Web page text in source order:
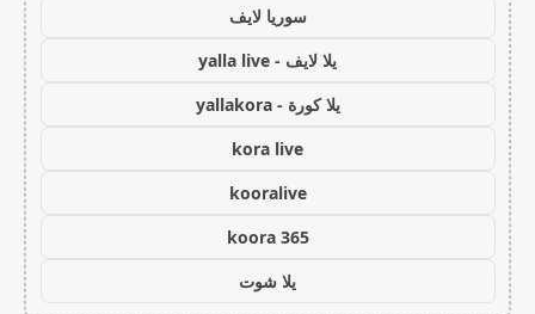
سوريا لايف
يلا لايف - yalla live
يلا كورة - yallakora
kora live
kooralive
koora 365
يلا شوت